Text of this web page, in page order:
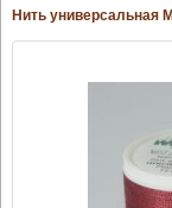
Нить универсальная